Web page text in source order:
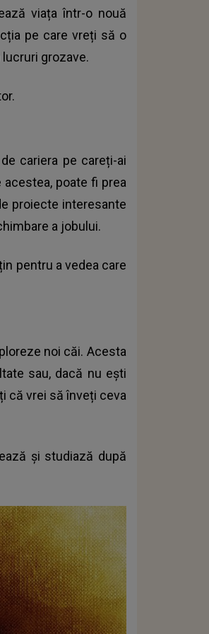
viața într-o nouă
pe care vreți să o
grozave.
cariera pe careți-ai
poate fi prea
proiecte interesante
a jobului.
pentru a vedea care
noi căi. Acesta
sau, dacă nu ești
că vrei să înveți ceva
și studiază după